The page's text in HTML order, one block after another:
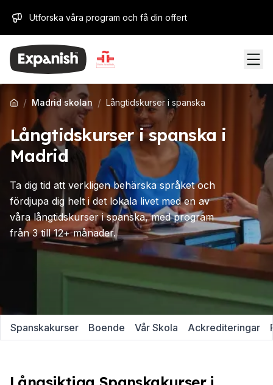
Utforska våra program och få din offert
/ Madrid skolan / Långtidskurser i spanska
Långtidskurser i spanska i
Madrid
Ta dig tid att verkligen behärska språket och
fördjupa dig helt i det lokala livet med en av
våra långtidskurser i spanska, med program
från 3 till 12+ månader.
Spanskakurser Boende Vår Skola Ackrediteringar